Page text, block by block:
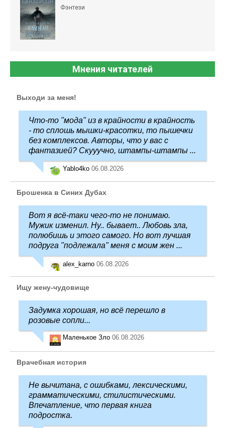
Фэнтези
Мнения читателей
Выходи за меня!
Что-то "мода" из в крайности в крайность
- то сплошь мышки-красотки, то пышечки
без комплексов. Авторы, что у вас с
фантазией? Скууучно, штампы-штампы ...
Yablo4ko 06.08.2026
Брошенка в Синих Дубах
Вот я всё-таки чего-то не понимаю.
Мужик изменил. Ну.. бывает.. Любовь зла,
полюбишь и этого самого. Но вот лучшая
подруга "подлежала" меня с моим жен ...
alex_karno 06.08.2026
Ищу жену-чудовище
Задумка хорошая, но всё перешло в
розовые сопли...
Маленькое Зло 06.08.2026
Врачебная история
Не вычитана, с ошибками, лексическими,
грамматическими, стилистическими.
Впечатление, что первая книга
подростка.